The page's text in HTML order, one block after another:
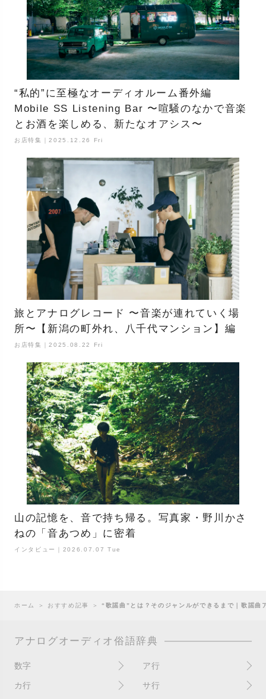
“私的”に至極なオーディオルーム番外編
Mobile SS Listening Bar 〜喧騒のなかで音楽
とお酒を楽しめる、新たなオアシス〜
お店特集｜2025.12.26 Fri
旅とアナログレコード 〜音楽が連れていく場
所〜【新潟の町外れ、八千代マンション】編
お店特集｜2025.08.22 Fri
山の記憶を、音で持ち帰る。写真家・野川かさ
ねの「音あつめ」に密着
インタビュー｜2026.07.07 Tue
ホーム ＞ おすすめ記事 ＞“歌謡曲”とは？そのジャンルができるまで｜歌謡
アナログオーディオ俗語辞典
数字
10インチ
ア行
RPM(33,45)
カ行 サ行